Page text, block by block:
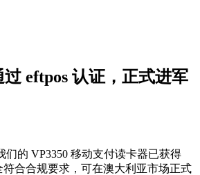
过 eftpos 认证，正式进军
们的 VP3350 移动支付读卡器已获得
合合规要求，可在澳大利亚市场正式